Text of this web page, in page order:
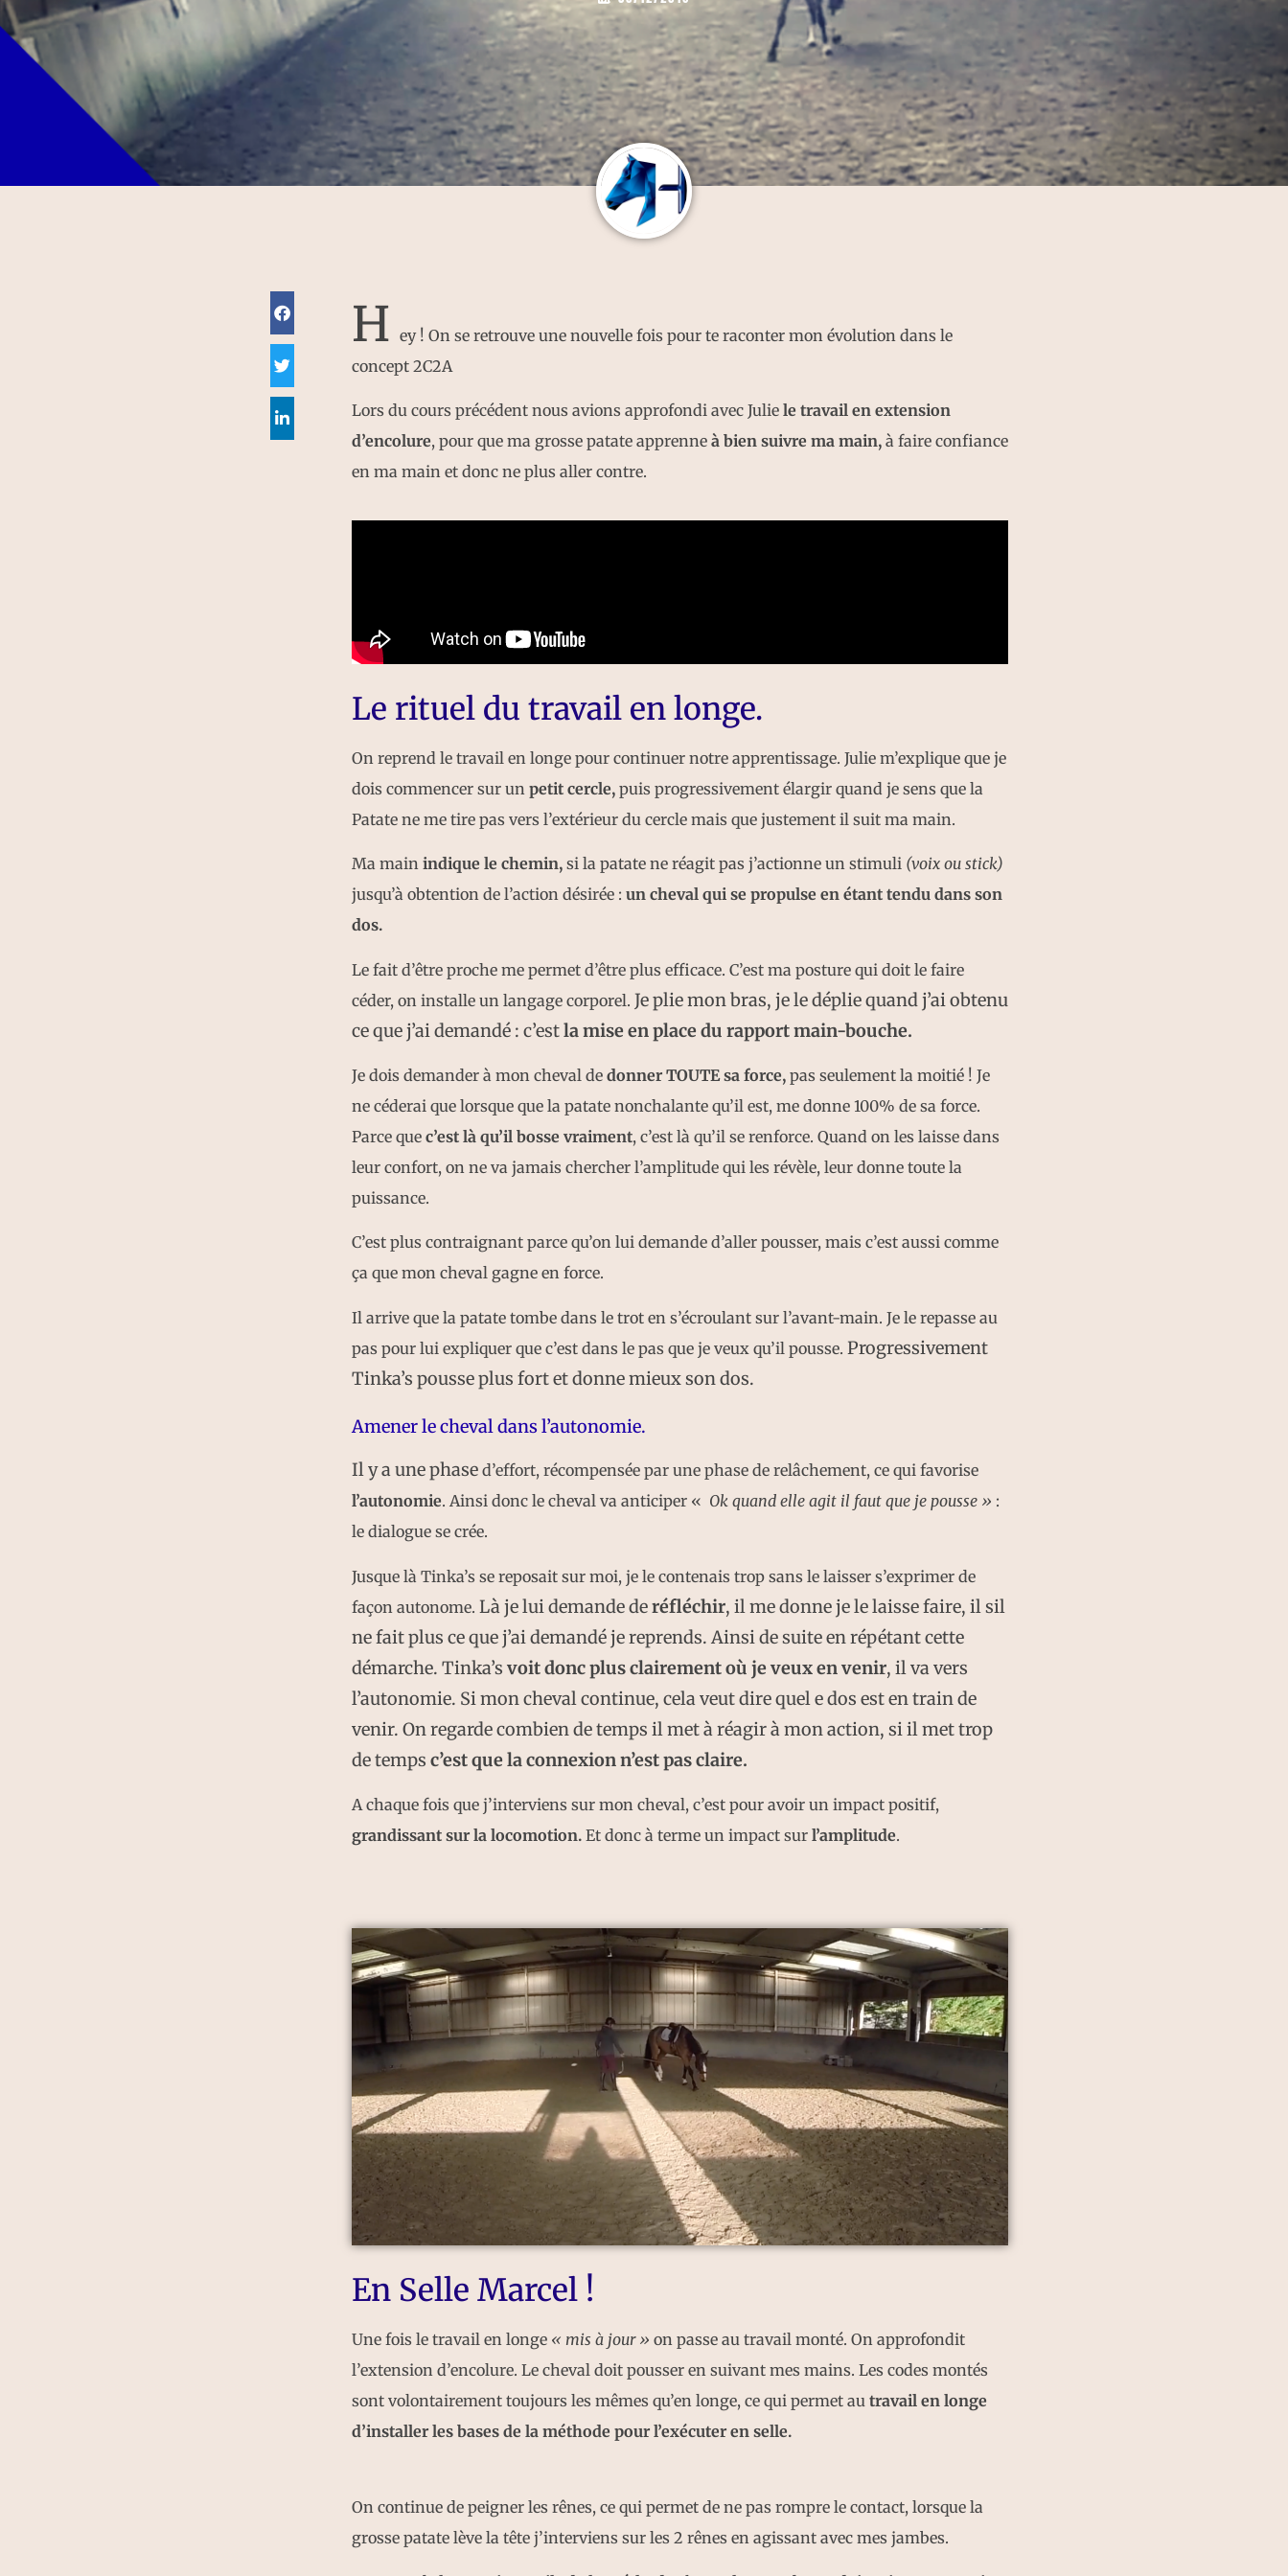
H ey ! On se retrouve une nouvelle fois pour te raconter mon évolution dans le
concept 2C2A
Lors du cours précédent nous avions approfondi avec Julie le travail en extension
d’encolure, pour que ma grosse patate apprenne à bien suivre ma main, à faire confiance
en ma main et donc ne plus aller contre.
Le rituel du travail en longe.
On reprend le travail en longe pour continuer notre apprentissage. Julie m’explique que je
dois commencer sur un petit cercle, puis progressivement élargir quand je sens que la
Patate ne me tire pas vers l’extérieur du cercle mais que justement il suit ma main.
Ma main indique le chemin, si la patate ne réagit pas j’actionne un stimuli (voix ou stick)
jusqu’à obtention de l’action désirée : un cheval qui se propulse en étant tendu dans son
dos.
Le fait d’être proche me permet d’être plus efficace. C’est ma posture qui doit le faire
céder, on installe un langage corporel. Je plie mon bras, je le déplie quand j’ai obtenu
ce que j’ai demandé : c’estla mise en place du rapport main-bouche.
Je dois demander à mon cheval de donner TOUTE sa force, pas seulement la moitié ! Je
ne céderai que lorsque que la patate nonchalante qu’il est, me donne 100% de sa force.
Parce que c’est là qu’il bosse vraiment, c’est là qu’il se renforce. Quand on les laisse dans
leur confort, on ne va jamais chercher l’amplitude qui les révèle, leur donne toute la
puissance.
C’est plus contraignant parce qu’on lui demande d’aller pousser, mais c’est aussi comme
ça que mon cheval gagne en force.
Il arrive que la patate tombe dans le trot en s’écroulant sur l’avant-main. Je le repasse au
pas pour lui expliquer que c’est dans le pas que je veux qu’il pousse. Progressivement
Tinka’s pousse plus fort et donne mieux son dos.
Amener le cheval dans l’autonomie.
Il y a une phase d’effort, récompensée par une phase de relâchement, ce qui favorise
l’autonomie. Ainsi donc le cheval va anticiper « Ok quand elle agit il faut que je pousse » :
le dialogue se crée.
Jusque là Tinka’s se reposait sur moi, je le contenais trop sans le laisser s’exprimer de
façon autonome. Là je lui demande deréfléchir, il me donne je le laisse faire, il sil
ne fait plus ce que j’ai demandé je reprends. Ainsi de suite en répétant cette
démarche. Tinka’s voit donc plus clairement où je veux en venir, il va vers
l’autonomie. Si mon cheval continue, cela veut dire quel e dos est en train de
venir. On regarde combien de temps il met à réagir à mon action, si il met trop
de temps c’est que la connexion n’est pas claire.
A chaque fois que j’interviens sur mon cheval, c’est pour avoir un impact positif,
grandissant sur la locomotion. Et donc à terme un impact sur l’amplitude.
En Selle Marcel !
Une fois le travail en longe « mis à jour » on passe au travail monté. On approfondit
l’extension d’encolure. Le cheval doit pousser en suivant mes mains. Les codes montés
sont volontairement toujours les mêmes qu’en longe, ce qui permet au travail en longe
d’installer les bases de la méthode pour l’exécuter en selle.
On continue de peigner les rênes, ce qui permet de ne pas rompre le contact, lorsque la
grosse patate lève la tête j’interviens sur les 2 rênes en agissant avec mes jambes.